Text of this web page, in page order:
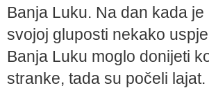
Banja Luku. Na dan kada
svojoj gluposti nekako
Banja Luku moglo donijeti
stranke, tada su počeli